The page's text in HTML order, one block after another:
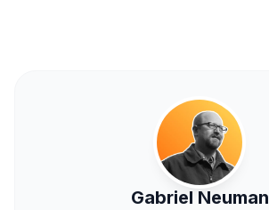
Gabriel Neuman